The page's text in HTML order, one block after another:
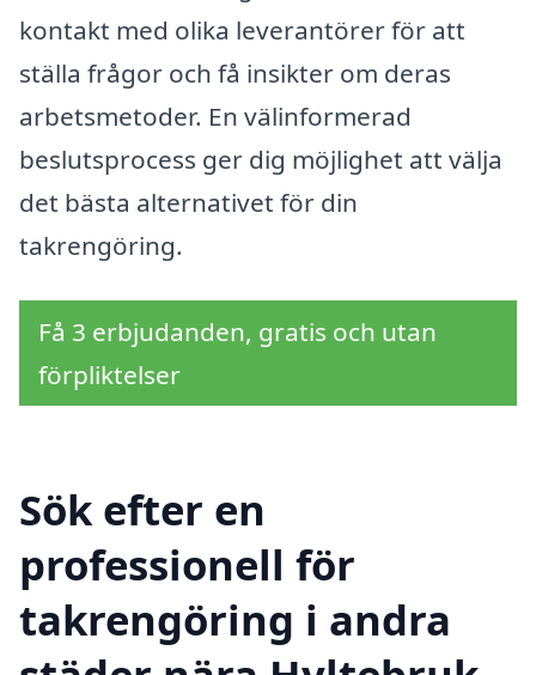
kontakt med olika leverantörer för att
ställa frågor och få insikter om deras
arbetsmetoder. En välinformerad
beslutsprocess ger dig möjlighet att välja
det bästa alternativet för din
takrengöring.
Få 3 erbjudanden, gratis och utan
förpliktelser
Sök efter en
professionell för
takrengöring i andra